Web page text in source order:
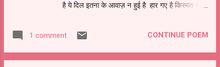
है ये दिल इतना के आवाज़ न हुई है हार गए है किस्मत से
भूलू कैसे तुम्हे के तेरे सिवा कुछ याद नहीं है
1 comment CONTINUE POEM